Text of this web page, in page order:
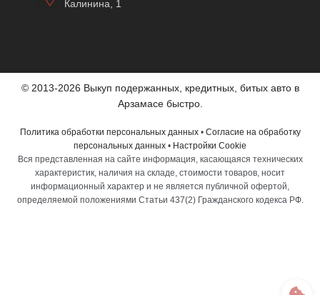
Калинина, 1
© 2013-2026 Выкуп подержанных, кредитных, битых авто в
Арзамасе быстро.
Политика обработки персональных данных• Согласие на обработку
персональных данных • Настройки Cookie
Вся представленная на сайте информация, касающаяся технических
характеристик, наличия на складе, стоимости товаров, носит
информационный характер и не является публичной офертой,
определяемой положениями Статьи 437(2) Гражданского кодекса РФ.